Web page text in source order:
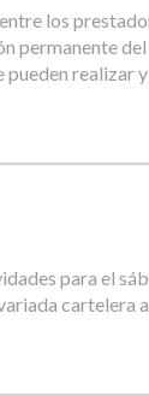
los
realizar
para el
cartelera